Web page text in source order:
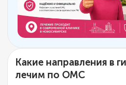
Какие направления в
лечим по ОМС